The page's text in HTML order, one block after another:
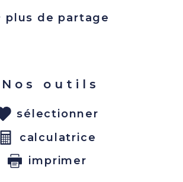
plus de partage
Nos outils
sélectionner
calculatrice
imprimer